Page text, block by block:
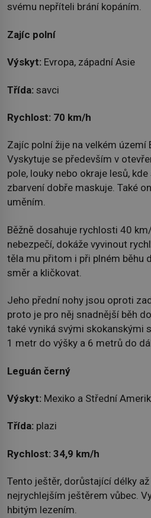
svému nepříteli brání kopáním.
Zajíc polní
Výskyt: Evropa, západní Asie
Třída: savci
Rychlost: 70 km/h
Zajíc polní žije na velkém území
Vyskytuje se především v
pole, louky nebo okraje lesů,
zbarvení dobře maskuje. Také
uměním.
Běžně dosahuje rychlosti 40
nebezpečí, dokáže vyvinout
těla mu přitom i při plném běhu
směr a kličkovat.
Jeho přední nohy jsou oproti
proto je pro něj snadnější běh
také vyniká svými skokanskými
1 metr do výšky a 6 metrů do
Leguán černý
Výskyt: Mexiko a Střední
Třída: plazi
Rychlost: 34,9 km/h
Tento ještěr, dorůstající délky
nejrychlejším ještěrem vůbec.
hbitým lezením.